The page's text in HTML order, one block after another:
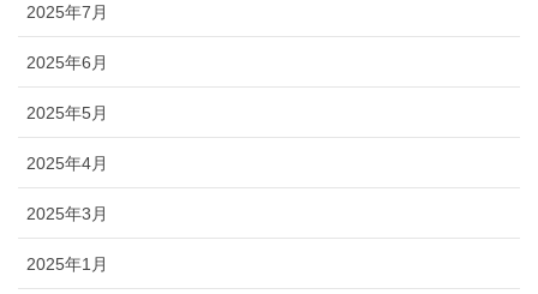
2025年7月
2025年6月
2025年5月
2025年4月
2025年3月
2025年1月